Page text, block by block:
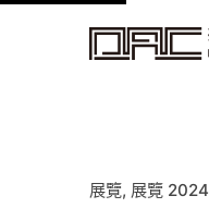
k
展覽 展覽 2024